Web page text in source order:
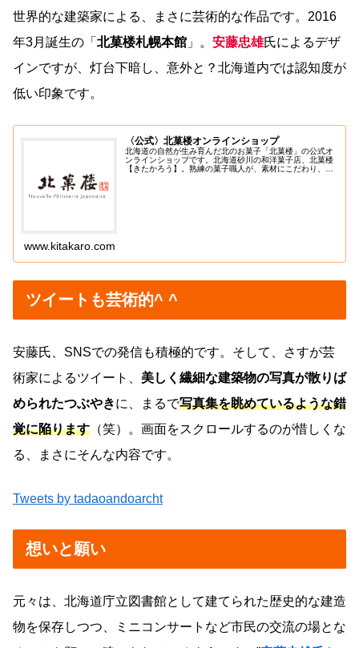
世界的な建築家による、まさに芸術的な作品です。2016
年3月誕生の「 北菓楼札幌本館 」。 安藤忠雄氏によるデザ
インですが、灯台下暗し、意外と？北海道内では認知度が
低い印象です。
〈公式〉北菓楼オンラインショップ
北海道の自然が生み育んだ北のお菓子「北菓楼」の公式オ
ンラインショップです。北海道砂川の和洋菓子店、北菓楼
【きたかろう】。熟練の菓子職人が、素材にこだわり、手
www.kitakaro.com
ツイートも芸術的^ ^
安藤氏、SNSでの発信も積極的です。そして、さすが芸
術家によるツイート、 美しく繊細な建築物の写真が散りば
められたつぶやきに、まるで写真集を眺めているような錯
覚に陥ります （笑）。画面をスクロールするのが惜しくな
る、まさにそんな内容です。
Tweets by tadaoandoarcht
想いと願い
元々は、北海道庁立図書館として建てられた歴史的な建造
物を保存しつつ、ミニコンサートなど市民の交流の場とな